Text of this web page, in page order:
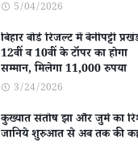
5/04/2026
बिहार बोर्ड रिजल्ट में बेनीपट्टी
12वीं व 10वीं के टॉपर का होगा
सम्मान, मिलेगा 11,000 रुपया
3/24/2026
कुख्यात संतोष झा और जुर्म का
जानिये शुरुआत से अब तक की